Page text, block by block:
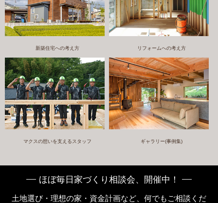
新築住宅への考え方 リフォームへの考え方
マクスの想いを支えるスタッフ ギャラリー(事例集)
ほぼ毎日家づくり相談会、開催中！
土地選び・理想の家・資金計画など、何でもご相談くだ